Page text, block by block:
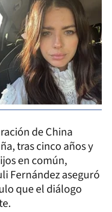
de China
tras cinco años y
en común,
Fernández aseguró
que el diálogo